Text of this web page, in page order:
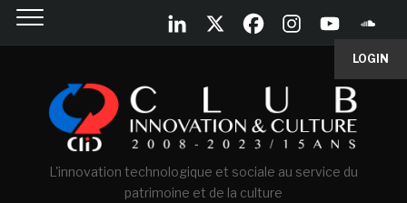
LOGIN
L'innovation technologique et sociale au service du
patrimoine et de la culture